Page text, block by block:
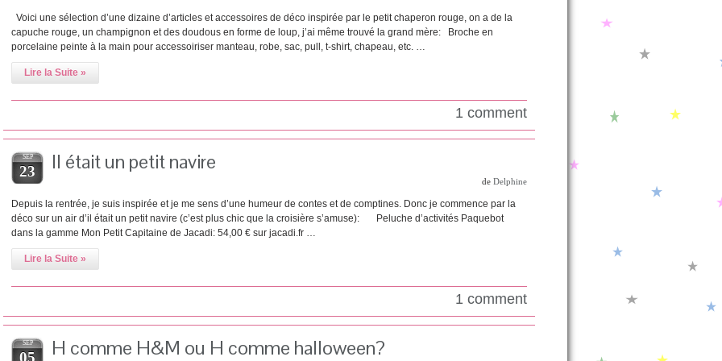
Voici une sélection d’une dizaine d’articles et accessoires de déco inspirée par le petit chaperon rouge, on a de la
capuche rouge, un champignon et des doudous en forme de loup, j’ai même trouvé la grand mère: Broche en
porcelaine peinte à la main pour accessoiriser manteau, robe, sac, pull, t-shirt, chapeau, etc. …
Lire la Suite »
1 comment
SEP
23 Il était un petit navire
de Delphine
Depuis la rentrée, je suis inspirée et je me sens d’une humeur de contes et de comptines. Donc je commence par la
déco sur un air d’il était un petit navire (c’est plus chic que la croisière s’amuse): Peluche d’activités Paquebot
dans la gamme Mon Petit Capitaine de Jacadi: 54,00 € sur jacadi.fr …
Lire la Suite »
1 comment
SEP
05 H comme H&M ou H comme halloween?